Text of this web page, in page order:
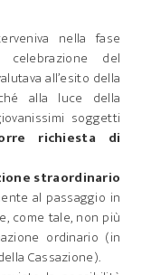
nella fase
del
all’esito della
alla luce della
soggetti
richiesta di
straordinario
al passaggio in
come tale, non più
ordinario (in
Cassazione).